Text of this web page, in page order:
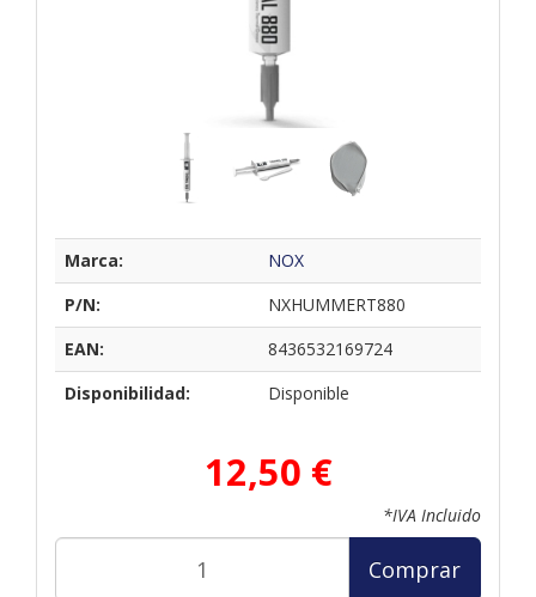
Marca:
NOX
P/N:
NXHUMMERT880
EAN:
8436532169724
Disponibilidad:
Disponible
12,50 €
*IVA Incluido
Comprar